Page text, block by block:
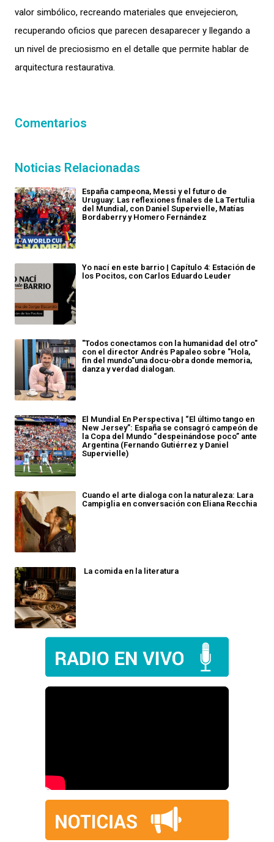
valor simbólico, recreando materiales que envejecieron,
recuperando oficios que parecen desaparecer y llegando a
un nivel de preciosismo en el detalle que permite hablar de
arquitectura restaurativa.
Comentarios
Noticias Relacionadas
España campeona, Messi y el futuro de
Uruguay: Las reflexiones finales de La Tertulia
del Mundial, con Daniel Supervielle, Matías
Bordaberry y Homero Fernández
Yo nací en este barrio | Capítulo 4: Estación de
los Pocitos, con Carlos Eduardo Leuder
"Todos conectamos con la humanidad del otro"
con el director Andrés Papaleo sobre "Hola,
fin del mundo"una docu-obra donde memoria,
danza y verdad dialogan.
El Mundial En Perspectiva | “El último tango en
New Jersey”: España se consagró campeón de
la Copa del Mundo “despeinándose poco” ante
Argentina (Fernando Gutiérrez y Daniel
Supervielle)
Cuando el arte dialoga con la naturaleza: Lara
Campiglia en conversación con Eliana Recchia
La comida en la literatura